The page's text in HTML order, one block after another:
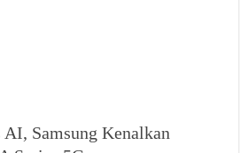
Samsung Kenalkan